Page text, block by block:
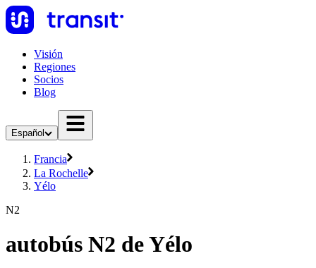
Visión
Regiones
Socios
Blog
Español
Francia
La Rochelle
Yélo
N2
autobús N2 de Yélo